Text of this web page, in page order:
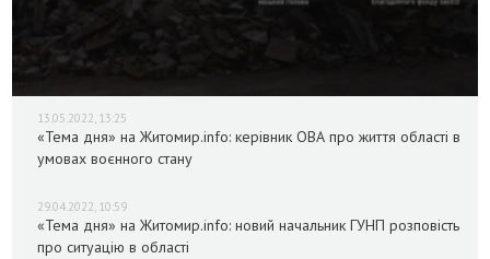
13.05.2022, 13:25
«Тема дня» на Житомир.info: керівник ОВА про життя області в
умовах воєнного стану
29.04.2022, 10:59
«Тема дня» на Житомир.info: новий начальник ГУНП розповість
про ситуацію в області